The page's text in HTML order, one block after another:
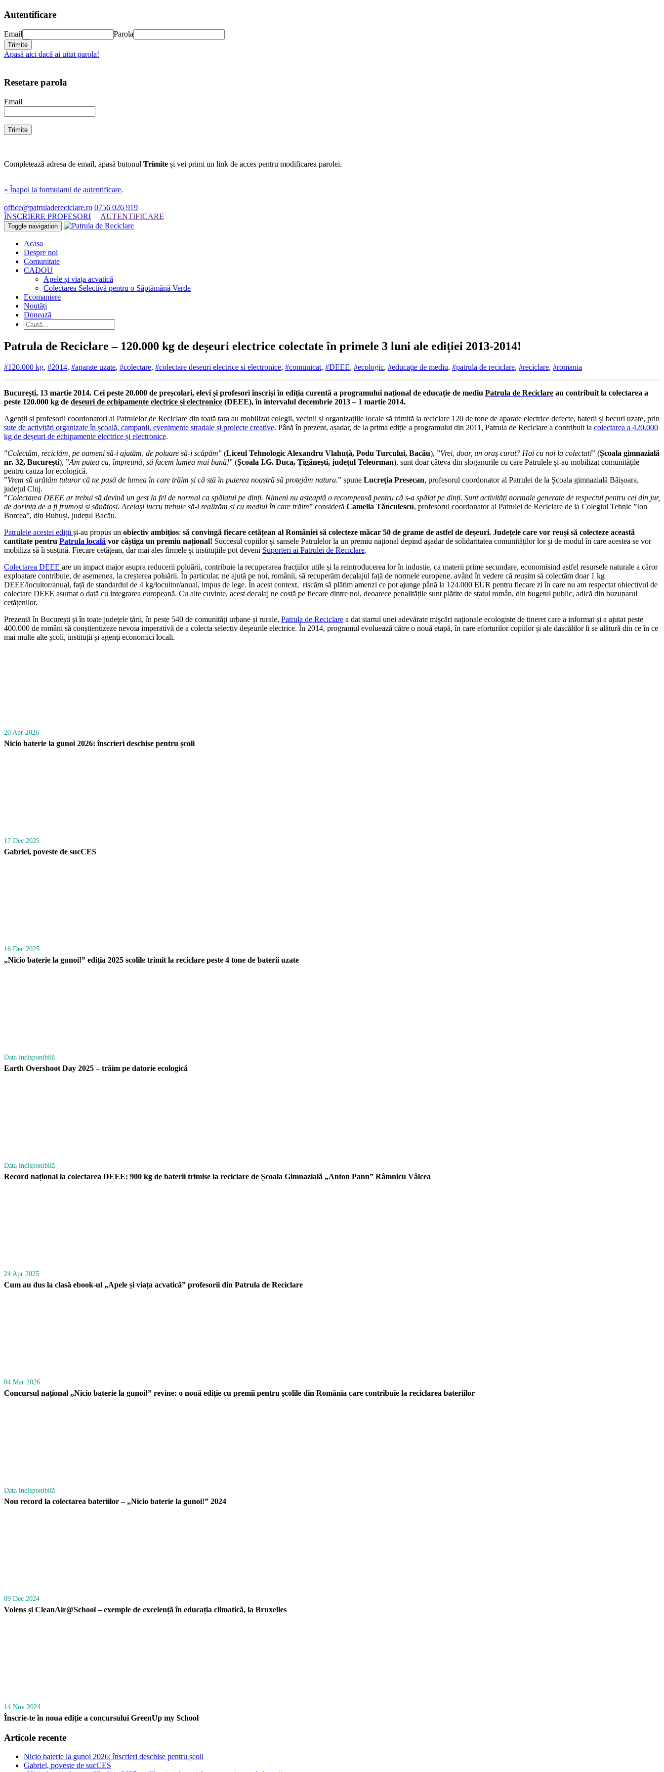
Autentificare
Email Parola
Apasă aici dacă ai uitat parola!
Resetare parola
Email
Completează adresa de email, apasă butonul Trimite și vei primi un link de acces pentru modificarea parolei.
« Înapoi la formularul de autentificare.
office@patruladereciclare.ro 0756 026 919
ÎNSCRIERE PROFESORI
AUTENTIFICARE
Toggle navigation
Acasa
Despre noi
Comunitate
CADOU
Apele și viața acvatică
Colectarea Selectivă pentru o Săptămână Verde
Ecomaniere
Noutăți
Donează
Patrula de Reciclare – 120.000 kg de deșeuri electrice colectate în primele 3 luni ale ediției 2013-2014!
#120.000 kg, #2014, #aparate uzate, #colectare, #colectare deseuri electrice si electronice, #comunicat, #DEEE, #ecologic, #educație de mediu, #patrula de reciclare, #reciclare, #romania
București, 13 martie 2014. Cei peste 20.000 de preșcolari, elevi și profesori înscriși în ediția curentă a programului național de educație de mediu Patrula de Reciclare au contribuit la colectarea a
peste 120.000 kg de deșeuri de echipamente electrice și electronice (DEEE), în intervalul decembrie 2013 – 1 martie 2014.
Agenții și profesorii coordonatori ai Patrulelor de Reciclare din toată țara au mobilizat colegii, vecinii și organizațiile locale să trimită la reciclare 120 de tone de aparate electrice defecte, baterii și becuri uzate, prin
sute de activități organizate în școală, campanii, evenimente stradale și proiecte creative. Până în prezent, așadar, de la prima ediție a programului din 2011, Patrula de Reciclare a contribuit la colectarea a 420.000
kg de deșeuri de echipamente electrice și electronice.
”Colectăm, reciclăm, pe oameni să-i ajutăm, de poluare să-i scăpăm” (Liceul Tehnologic Alexandru Vlahuță, Podu Turcului, Bacău), ”Vrei, doar, un oraş curat? Hai cu noi la colectat!” (Școala gimnazială
nr. 32, București), ”Am putea ca, împreună, să facem lumea mai bună!” (Școala I.G. Duca, Țigănești, județul Teleorman), sunt doar câteva din sloganurile cu care Patrulele și-au mobilizat comunitățile
pentru cauza lor ecologică.
”Vrem să arătăm tuturor că ne pasă de lumea în care trăim și că stă în puterea noastră să protejăm natura.” spune Lucreția Presecan, profesorul coordonator al Patrulei de la Școala gimnazială Băișoara,
județul Cluj.
”Colectarea DEEE ar trebui să devină un gest la fel de normal ca spălatul pe dinți. Nimeni nu așteaptă o recompensă pentru că s-a spălat pe dinți. Sunt activități normale generate de respectul pentru cei din jur,
de dorința de a fi frumoși și sănătoși. Același lucru trebuie să-l realizăm și cu mediul în care trăim” consideră Camelia Tănculescu, profesorul coordonator al Patrulei de Reciclare de la Colegiul Tehnic ”Ion
Borcea”, din Buhuși, județul Bacău.
Patrulele acestei ediții și-au propus un obiectiv ambițios: să convingă fiecare cetățean al României să colecteze măcar 50 de grame de astfel de deșeuri. Județele care vor reuși să colecteze această
cantitate pentru Patrula locală vor câștiga un premiu național! Succesul copiilor și sansele Patrulelor la un premiu național depind așadar de solidaritatea comunităților lor și de modul în care acestea se vor
mobiliza să îi susțină. Fiecare cetățean, dar mai ales firmele și instituțiile pot deveni Suporteri ai Patrulei de Reciclare.
Colectarea DEEE are un impact major asupra reducerii poluării, contribuie la recuperarea fracțiilor utile și la reintroducerea lor în industie, ca materii prime secundare, economisind astfel resursele naturale a căror
exploatare contribuie, de asemenea, la creșterea poluării. În particular, ne ajută pe noi, românii, să recuperăm decalajul față de normele europene, având în vedere că reușim să colectăm doar 1 kg
DEEE/locuitor/anual, față de standardul de 4 kg/locuitor/anual, impus de lege. În acest context, riscăm să plătim amenzi ce pot ajunge până la 124.000 EUR pentru fiecare zi în care nu am respectat obiectivul de
colectare DEEE asumat o dată cu integrarea europeană. Cu alte cuvinte, acest decalaj ne costă pe fiecare dintre noi, deoarece penalitățile sunt plătite de statul român, din bugetul public, adică din buzunarul
cetățenilor.
Prezentă în București și în toate județele țării, în peste 540 de comunități urbane și rurale, Patrula de Reciclare a dat startul unei adevărate mișcări naționale ecologiste de tineret care a informat și a ajutat peste
400.000 de români să conștientizeze nevoia imperativă de a colecta selectiv deșeurile electrice. În 2014, programul evoluează către o nouă etapă, în care eforturilorcopiilor și ale dascălilor li se alătură din ce în ce
mai multe alte școli, instituții și agenți economici locali.
20 Apr 2026
Nicio baterie la gunoi 2026: înscrieri deschise pentru școli
17 Dec 2025
Gabriel, poveste de sucCES
16 Dec 2025
„Nicio baterie la gunoi!” ediția 2025 scolile trimit la reciclare peste 4 tone de baterii uzate
Data indisponibilă
Earth Overshoot Day 2025 – trăim pe datorie ecologică
Data indisponibilă
Record național la colectarea DEEE: 900 kg de baterii trimise la reciclare de Școala Gimnazială „Anton Pann” Râmnicu Vâlcea
24 Apr 2025
Cum au dus la clasă ebook-ul „Apele și viața acvatică” profesorii din Patrula de Reciclare
04 Mar 2026
Concursul național „Nicio baterie la gunoi!” revine: o nouă ediție cu premii pentru școlile din România care contribuie la reciclarea bateriilor
Data indisponibilă
Nou record la colectarea bateriilor – „Nicio baterie la gunoi!” 2024
09 Dec 2024
Volens și CleanAir@School – exemple de excelență în educația climatică, la Bruxelles
14 Nov 2024
Înscrie-te în noua ediție a concursului GreenUp my School
Articole recente
Nicio baterie la gunoi 2026: înscrieri deschise pentru școli
Gabriel, poveste de sucCES